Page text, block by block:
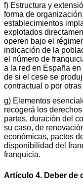
f) Estructura y
forma de
establecimientos
explotados
operen bajo el
indicación de la
el número de
a la red en España
de si el cese se
contractual o por
g) Elementos
recogerá los
partes, duración del
su caso, de
económicas, pactos
disponibilidad del
franquicia.
Artículo 4. Deber de